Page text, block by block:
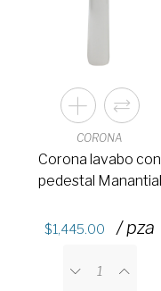
CORONA
Corona lavabo con
pedestal Manantial
1,445.00 / pza